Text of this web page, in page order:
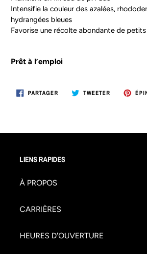
Intensifie la couleur des azalées,
hydrangées bleues
Favorise une récolte abondante de
Prêt à l’emploi
PARTAGERPARTAGER
SUR
TWEETER TWEETER
LIENS RAPIDES
À PROPOS
CARRIÈRES
HEURES D'OUVERTURE